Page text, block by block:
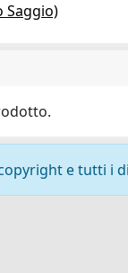
Saggio)
e tutti i